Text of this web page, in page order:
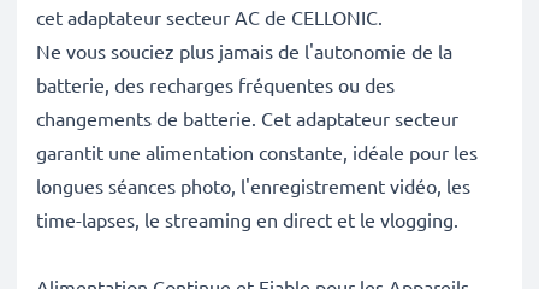
cet adaptateur secteur AC de CELLONIC.
Ne vous souciez plus jamais de l'autonomie de la
batterie, des recharges fréquentes ou des
changements de batterie. Cet adaptateur secteur
garantit une alimentation constante, idéale pour les
longues séances photo, l'enregistrement vidéo, les
time-lapses, le streaming en direct et le vlogging.